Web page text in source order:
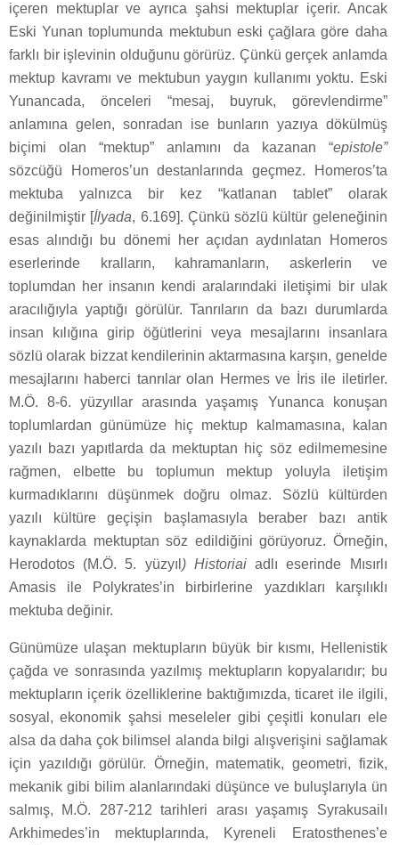
içeren mektuplar ve ayrıca şahsi mektuplar içerir. Ancak
Eski Yunan toplumunda mektubun eski çağlara göre daha
farklı bir işlevinin olduğunu görürüz. Çünkü gerçek anlamda
mektup kavramı ve mektubun yaygın kullanımı yoktu. Εski
Yunancada, önceleri “mesaj, buyruk, görevlendirme”
anlamına gelen, sonradan ise bunların yazıya dökülmüş
biçimi olan “mektup” anlamını da kazanan “epistole”
sözcüğü Homeros’un destanlarında geçmez. Homeros’ta
mektuba yalnızca bir kez “katlanan tablet” olarak
değinilmiştir [İlyada, 6.169]. Çünkü sözlü kültür geleneğinin
esas alındığı bu dönemi her açıdan aydınlatan Homeros
eserlerinde kralların, kahramanların, askerlerin ve
toplumdan her insanın kendi aralarındaki iletişimi bir ulak
aracılığıyla yaptığı görülür. Tanrıların da bazı durumlarda
insan kılığına girip öğütlerini veya mesajlarını insanlara
sözlü olarak bizzat kendilerinin aktarmasına karşın, genelde
mesajlarını haberci tanrılar olan Hermes ve İris ile iletirler.
M.Ö. 8-6. yüzyıllar arasında yaşamış Yunanca konuşan
toplumlardan günümüze hiç mektup kalmamasına, kalan
yazılı bazı yapıtlarda da mektuptan hiç söz edilmemesine
rağmen, elbette bu toplumun mektup yoluyla iletişim
kurmadıklarını düşünmek doğru olmaz. Sözlü kültürden
yazılı kültüre geçişin başlamasıyla beraber bazı antik
kaynaklarda mektuptan söz edildiğini görüyoruz. Örneğin,
Herodotos (M.Ö. 5. yüzyıl ) Historiaiadlı eserinde Mısırlı
Amasis ile Polykrates’in birbirlerine yazdıkları karşılıklı
mektuba değinir.
Günümüze ulaşan mektupların büyük bir kısmı, Hellenistik
çağda ve sonrasında yazılmış mektupların kopyalarıdır; bu
mektupların içerik özelliklerine baktığımızda, ticaret ile ilgili,
sosyal, ekonomik şahsi meseleler gibi çeşitli konuları ele
alsa da daha çok bilimsel alanda bilgi alışverişini sağlamak
için yazıldığı görülür. Örneğin, matematik, geometri, fizik,
mekanik gibi bilim alanlarındaki düşünce ve buluşlarıyla ün
salmış, M.Ö. 287-212 tarihleri arası yaşamış Syrakusailı
Arkhimedes’in mektuplarında, Kyreneli Eratosthenes’e